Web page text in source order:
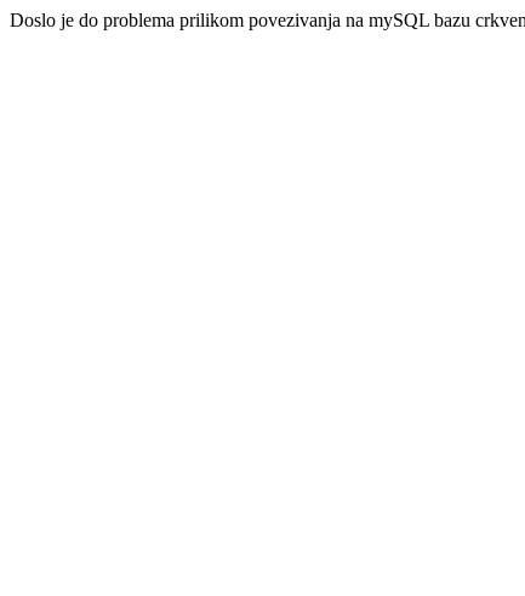
Doslo je do problema prilikom povezivanja na mySQL bazu